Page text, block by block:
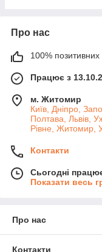
Про нас
100% позитивних
Працює з
м. Житомир
Київ, Дніпро,
Полтава, Львів,
Рівне, Житомир,
Контакти
Сьогодні
Показати весь
Про нас
Контакти